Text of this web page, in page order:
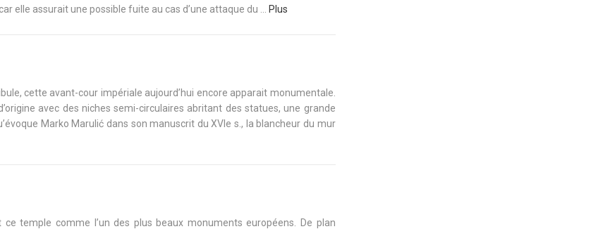
elle assurait une possible fuite au cas d’une attaque du ...
Plus
cette avant-cour impériale aujourd’hui encore apparait monumentale.
avec des niches semi-circulaires abritant des statues, une grande
Marko Marulić dans son manuscrit du XVIe s., la blancheur du mur
temple comme l’un des plus beaux monuments européens. De plan